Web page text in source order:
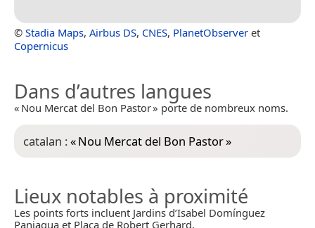
© Stadia Maps, Airbus DS, CNES, PlanetObserver et
Copernicus
Dans d’autres langues
« Nou Mercat del Bon Pastor » porte de nombreux noms.
catalan :«Nou Mercat del Bon Pastor»
Lieux notables à proximité
Les points forts incluent Jardins d’Isabel Domínguez
Paniagua et Plaça de Robert Gerhard.